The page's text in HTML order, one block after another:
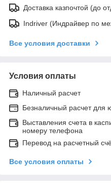
Доставка казпочтой (до
Indriver (Индрайвер по
Все условия доставки
Условия оплаты
Наличный расчет
Безналичный расчет для
Выставления счета в
номеру телефона
Перевод на расчетный
Все условия оплаты